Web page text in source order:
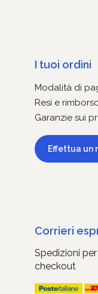
I tuoi ordini
Modalità di
Resi e
Garanzie sui
Effettua un
Corrieri
Spedizioni
checkout